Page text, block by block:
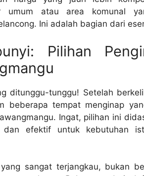
umum atau area komunal
Ini adalah bagian dari
Pilihan
ditunggu-tunggu! Setelah
beberapa tempat menginap
Ingat, pilihan ini
efektif untuk kebutuhan
sangat terjangkau, bukan